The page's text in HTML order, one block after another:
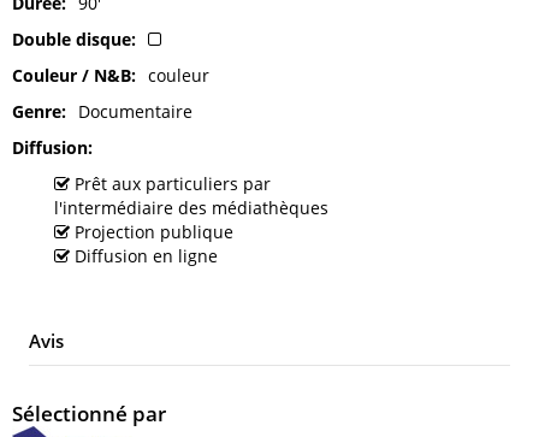
Double disque
Couleur / N&B
couleur
Genre
Documentaire
Diffusion
Prêt aux particuliers par
l'intermédiaire des médiathèques
Projection publique
Diffusion en ligne
Avis
Sélectionné par